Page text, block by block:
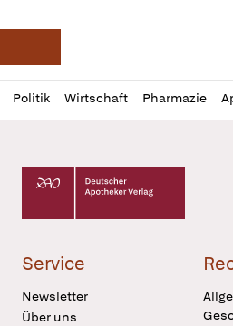
Deutsche Apotheker
Politik Wirtschaft Pharmazie
Profil
öffnen
Daz
Pur
Deutscher Apotheker Verlag
Service
Newsletter
Über uns